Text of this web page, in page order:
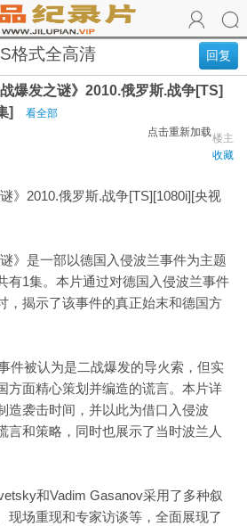
回复
格式全高清
爆发之谜》2010.俄罗斯.战争[TS]
]
看全部
点击重新加载楼主
收藏
》2010.俄罗斯.战争[TS][1080i][央视
》是一部以德国入侵波兰事件为主题
有1集。本片通过对德国入侵波兰事件
，揭示了该事件的真正始末和德国方
件被认为是二战爆发的导火索，但实
方面精心策划并编造的谎言。本片详
造袭击时间，并以此为借口入侵波
言和策略，同时也展示了当时波兰人
和Vadim Gasanov采用了多种叙
现场重现和专家访谈等，全面展现了